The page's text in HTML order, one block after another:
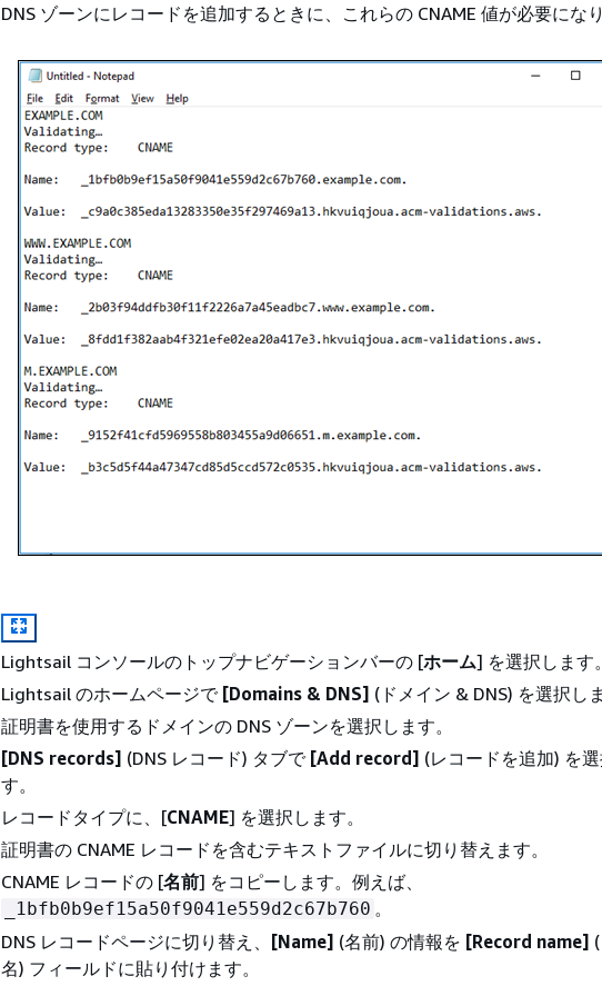
DNS ゾーンにレコードを追加するときに、これらの CNAME 値が必要にな
Lightsail コンソールのトップナビゲーションバーの [ホーム] を選択します
Lightsail のホームページで [Domains & DNS] (ドメイン & DNS) を選択し
証明書を使用するドメインの DNS ゾーンを選択します。
[DNS records] (DNS レコード) タブで [Add record] (レコードを追加) を
す。
レコードタイプに、[CNAME] を選択します。
証明書の CNAME レコードを含むテキストファイルに切り替えます。
CNAME レコードの [名前] をコピーします。例えば、
_1bfb0b9ef15a50f9041e559d2c67b760 。
DNS レコードページに切り替え、
[Name] (名前) の情報を [Record name]
名) フィールドに貼り付けます。